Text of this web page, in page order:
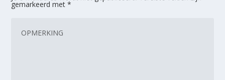
gemarkeerd met*